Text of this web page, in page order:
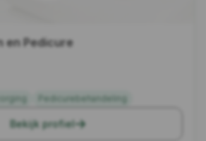
en Pedicure
Pedicurebehandeling
Bekijk profiel